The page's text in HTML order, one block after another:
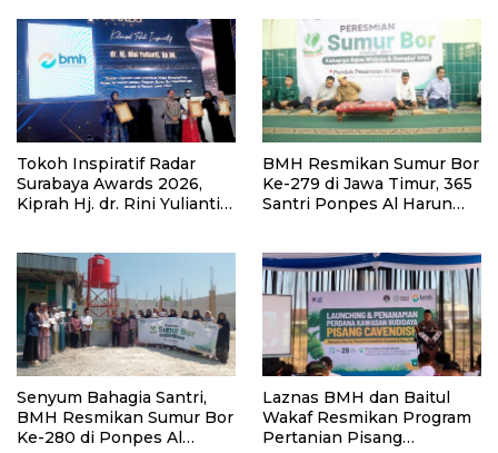
Tokoh Inspiratif Radar
Surabaya Awards 2026,
Kiprah Hj. dr. Rini Yulianti
BMH Resmikan Sumur Bor
Ke-279 di Jawa Timur, 365
Santri Ponpes Al Harun
Senyum Bahagia Santri,
BMH Resmikan Sumur Bor
Ke-280 di Ponpes Al
Laznas BMH dan Baitul
Wakaf Resmikan Program
Pertanian Pisang